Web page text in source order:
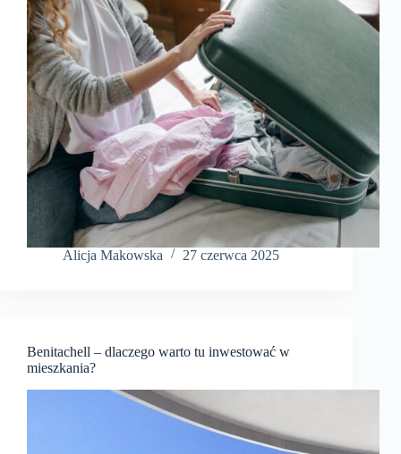
Alicja Makowska 27 czerwca 2025
Benitachell – dlaczego warto tu inwestować w
mieszkania?